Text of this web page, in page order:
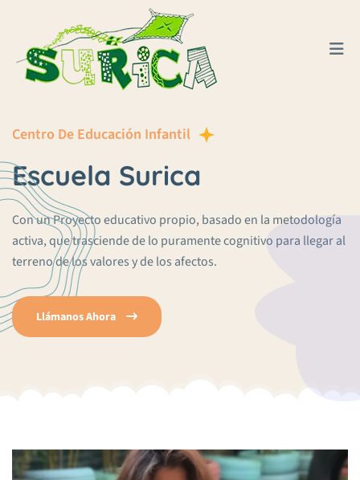
Centro De Educación Infantil
Escuela Surica
Con un Proyecto educativo propio, basado en la metodología
activa, que trasciende de lo puramente cognitivo para llegar al
terreno de los valores y de los afectos.
Llámanos Ahora